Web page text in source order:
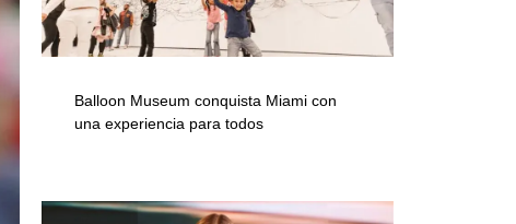
Balloon Museum conquista Miami con
una experiencia para todos